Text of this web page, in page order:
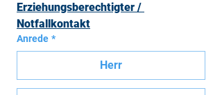
Erziehungsberechtigter /
Notfallkontakt
Anrede *
Herr